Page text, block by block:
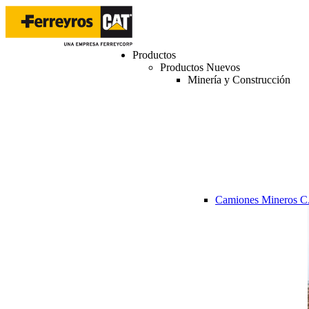
Productos
Productos Nuevos
Minería y Construcción
Camiones Mineros